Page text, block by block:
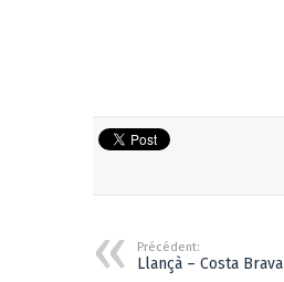
Précédent:
Llançà – Costa Brava